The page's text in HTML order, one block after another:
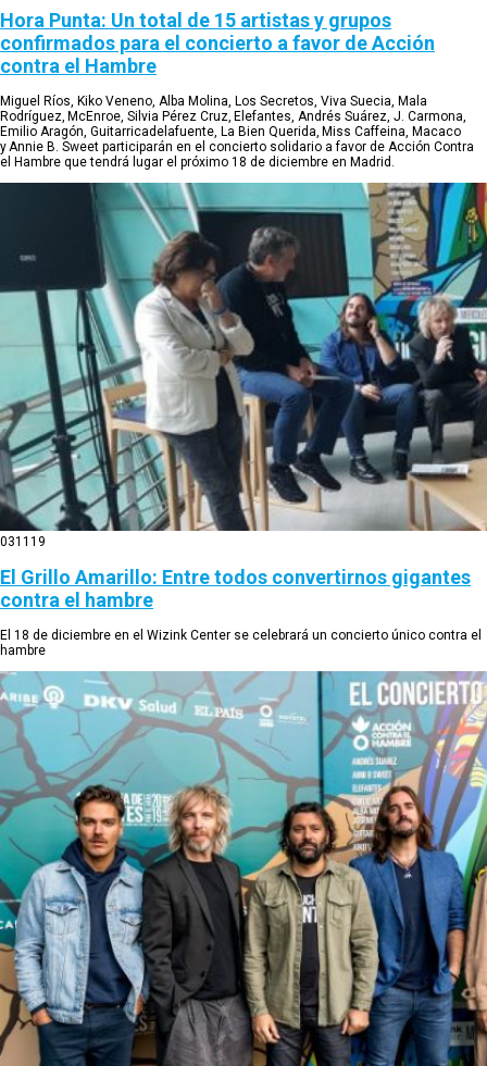
Hora Punta: Un total de 15 artistas y grupos
confirmados para el concierto a favor de Acción
contra el Hambre
Miguel Ríos, Kiko Veneno, Alba Molina, Los Secretos, Viva Suecia, Mala
Rodríguez, McEnroe, Silvia Pérez Cruz, Elefantes, Andrés Suárez, J. Carmona,
Emilio Aragón, Guitarricadelafuente, La Bien Querida, Miss Caffeina, Macaco
y Annie B. Sweet participarán en el concierto solidario a favor de Acción Contra
el Hambre que tendrá lugar el próximo 18 de diciembre en Madrid.
0311 19
El Grillo Amarillo: Entre todos convertirnos gigantes
contra el hambre
El 18 de diciembre en el Wizink Center se celebrará un concierto único contra el
hambre